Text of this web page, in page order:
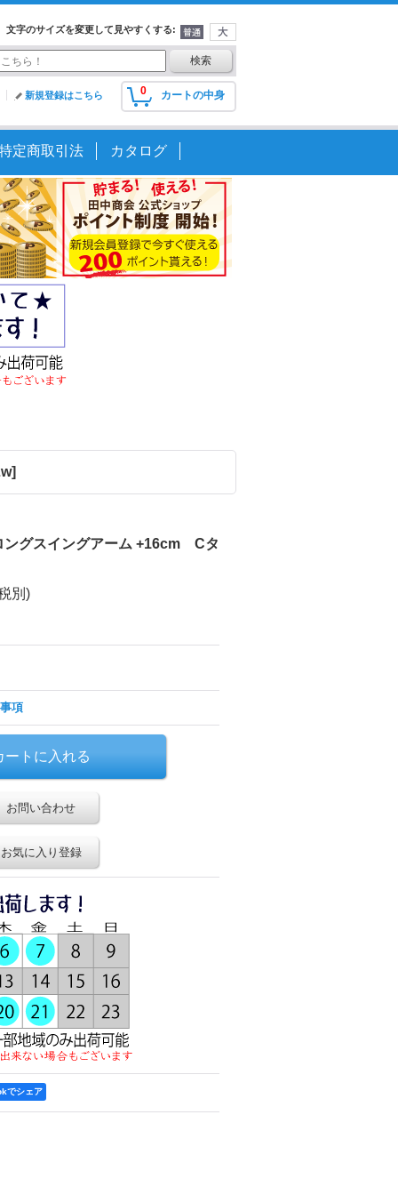
文字のサイズを変更して見やすくする:
0 カートの中身
新規登録はこちら
定商取引法 カタログ
]
グスイングアーム +16cm Cタ
別)
項
お問い合わせ
お気に入り登録
でシェア